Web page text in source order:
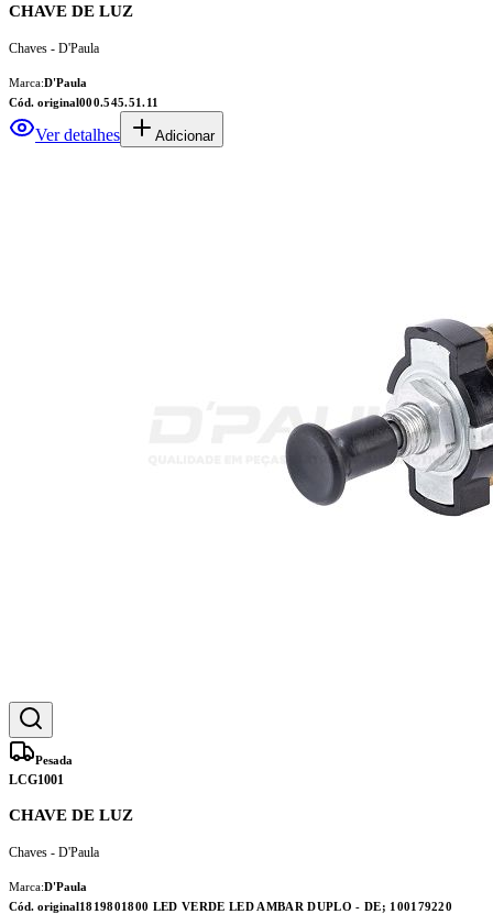
CHAVE DE LUZ
Chaves - D'Paula
Marca:D'Paula
Cód. original000.545.51.11
Ver detalhes Adicionar
Pesada
LCG1001
CHAVE DE LUZ
Chaves - D'Paula
Marca:D'Paula
Cód. original1819801800 LED VERDE LED AMBAR DUPLO - DE; 100179220